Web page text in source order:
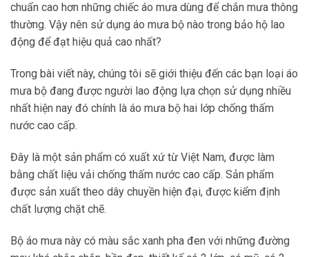
chuẩn cao hơn những chiếc áo mưa dùng để chắn mưa thông
thường. Vậy nên sử dụng áo mưa bộ nào trong bảo hộ lao
động để đạt hiệu quả cao nhất?
Trong bài viết này, chúng tôi sẽ giới thiệu đến các bạn loại áo
mưa bộ đang được người lao động lựa chọn sử dụng nhiều
nhất hiện nay đó chính là áo mưa bộ hai lớp chống thấm
nước cao cấp.
Đây là một sản phẩm có xuất xứ từ Việt Nam, được làm
bằng chất liệu vải chống thấm nước cao cấp. Sản phẩm
được sản xuất theo dây chuyền hiện đại, được kiểm định
chất lượng chặt chẽ.
Bộ áo mưa này có màu sắc xanh pha đen với những đường